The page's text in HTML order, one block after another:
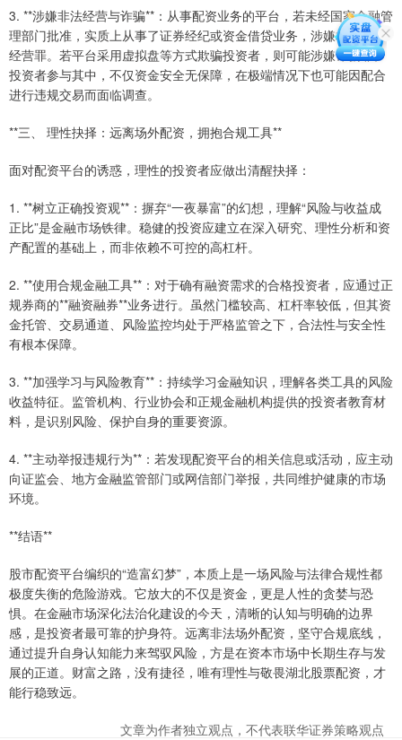
3. **涉嫌非法经营与诈骗**：从事配资业务的平台，若未经国家金融管
理部门批准，实质上从事了证券经纪或资金借贷业务，涉嫌构成非法
经营罪。若平台采用虚拟盘等方式欺骗投资者，则可能涉嫌诈骗罪。
投资者参与其中，不仅资金安全无保障，在极端情况下也可能因配合
进行违规交易而面临调查。
**三、 理性抉择：远离场外配资，拥抱合规工具**
面对配资平台的诱惑，理性的投资者应做出清醒抉择：
1. **树立正确投资观**：摒弃“一夜暴富”的幻想，理解“风险与收益成
正比”是金融市场铁律。稳健的投资应建立在深入研究、理性分析和资
产配置的基础上，而非依赖不可控的高杠杆。
2. **使用合规金融工具**：对于确有融资需求的合格投资者，应通过正
规券商的**融资融券**业务进行。虽然门槛较高、杠杆率较低，但其资
金托管、交易通道、风险监控均处于严格监管之下，合法性与安全性
有根本保障。
3. **加强学习与风险教育**：持续学习金融知识，理解各类工具的风险
收益特征。监管机构、行业协会和正规金融机构提供的投资者教育材
料，是识别风险、保护自身的重要资源。
4. **主动举报违规行为**：若发现配资平台的相关信息或活动，应主动
向证监会、地方金融监管部门或网信部门举报，共同维护健康的市场
环境。
**结语**
股市配资平台编织的“造富幻梦”，本质上是一场风险与法律合规性都
极度失衡的危险游戏。它放大的不仅是资金，更是人性的贪婪与恐
惧。在金融市场深化法治化建设的今天，清晰的认知与明确的边界
感，是投资者最可靠的护身符。远离非法场外配资，坚守合规底线，
通过提升自身认知能力来驾驭风险，方是在资本市场中长期生存与发
展的正道。财富之路，没有捷径，唯有理性与敬畏湖北股票配资，才
能行稳致远。
文章为作者独立观点，不代表联华证券策略观点